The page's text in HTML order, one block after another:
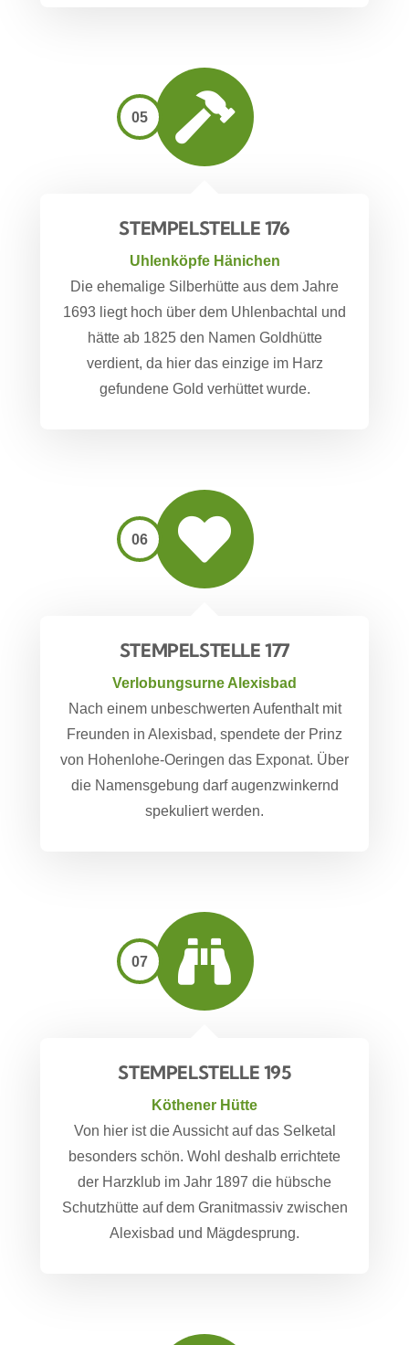
05
STEMPELSTELLE 176
Uhlenköpfe Hänichen
Die ehemalige Silberhütte aus dem Jahre
1693 liegt hoch über dem Uhlenbachtal und
hätte ab 1825 den Namen Goldhütte
verdient, da hier das einzige im Harz
gefundene Gold verhüttet wurde.
06
STEMPELSTELLE 177
Verlobungsurne Alexisbad
Nach einem unbeschwerten Aufenthalt mit
Freunden in Alexisbad, spendete der Prinz
von Hohenlohe-Oeringen das Exponat. Über
die Namensgebung darf augenzwinkernd
spekuliert werden.
07
STEMPELSTELLE 195
Köthener Hütte
Von hier ist die Aussicht auf das Selketal
besonders schön. Wohl deshalb errichtete
der Harzklub im Jahr 1897 die hübsche
Schutzhütte auf dem Granitmassiv zwischen
Alexisbad und Mägdesprung.